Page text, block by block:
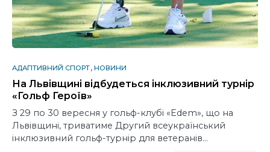
АДАПТИВНИЙ СПОРТ НОВИНИ
На Львівщині відбудеться інклюзивний турнір
«Гольф Героїв»
З 29 по 30 вересня у гольф-клубі «Edem», що на
Львівщині, триватиме Другий всеукраїнський
інклюзивний гольф-турнір для ветеранів…